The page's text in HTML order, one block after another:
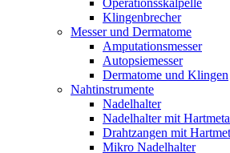
Operationsskalpelle
Klingenbrecher
Messer und Dermatome
Amputationsmesser
Autopsiemesser
Dermatome und Klingen
Nahtinstrumente
Nadelhalter
Nadelhalter mit
Drahtzangen mit
Mikro Nadelhalter